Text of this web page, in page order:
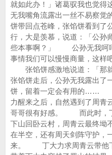
就如此办！」诸葛驭我也觉
无我嘴角流露出一丝不
饼带回点苍峰，张馅饼看到了
行，大是羡慕，说道：「公孙
些本事啊？」 公孙无我呵
事情我们可以慢慢商量，这样
张馅饼感激地说道：「那
张馅饼走后，公孙无我露出了
饼，留着一定会有用的
力醒来之后，自然遇到了周青
哥哥很有好感。 而此时，
下山回卧云村，周青云最终坳
在半空，还有周天剑阵守护，
来。 丁大力求周青云带他